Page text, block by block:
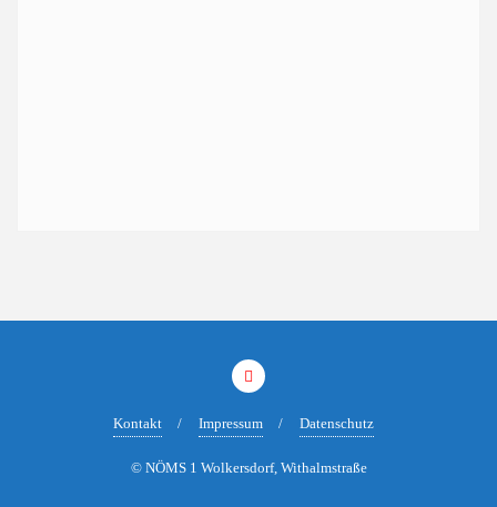
Kontakt Impressum Datenschutz